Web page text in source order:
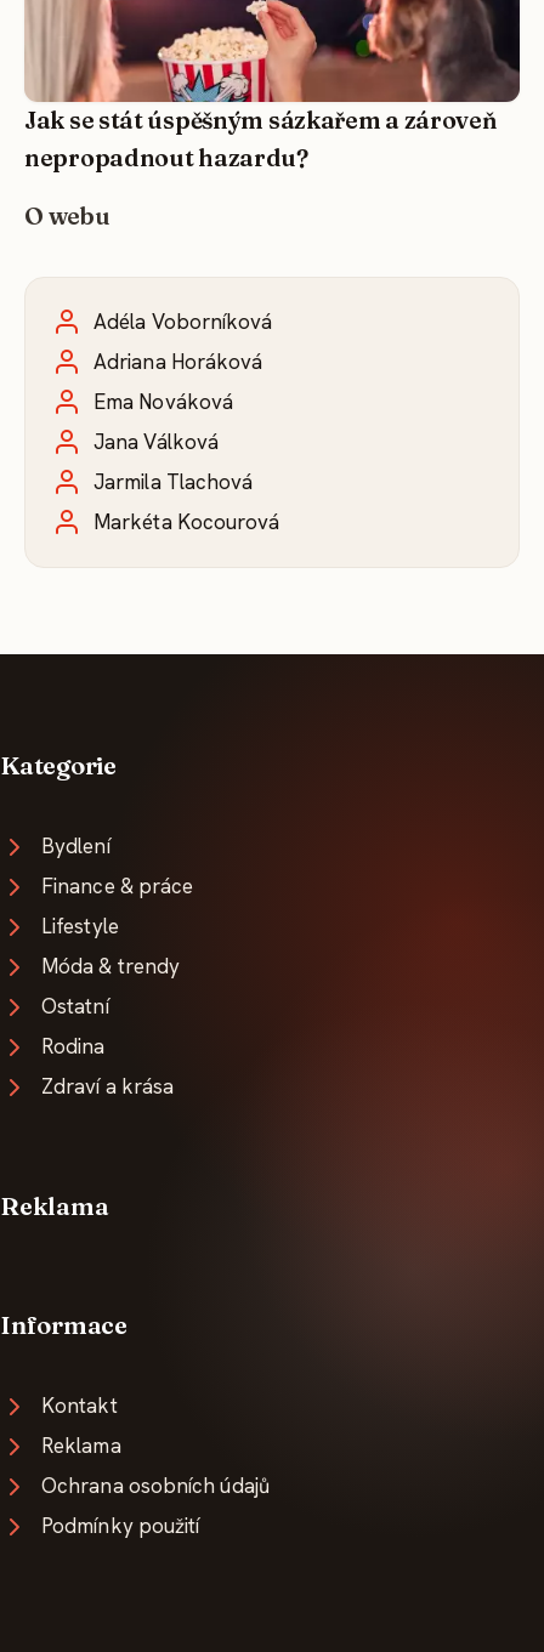
Jak se stát úspěšným sázkařem a zároveň
nepropadnout hazardu?
O webu
Adéla Voborníková
Adriana Horáková
Ema Nováková
Jana Válková
Jarmila Tlachová
Markéta Kocourová
Kategorie
Bydlení
Finance & práce
Lifestyle
Móda & trendy
Ostatní
Rodina
Zdraví a krása
Reklama
Informace
Kontakt
Reklama
Ochrana osobních údajů
Podmínky použití